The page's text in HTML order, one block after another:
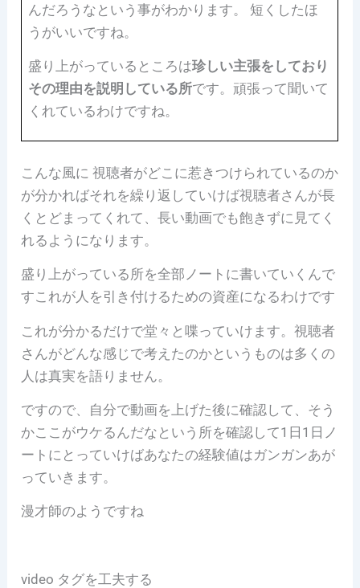
んだろうなという事がわかります。 短くしたほ
うがいいですね。
盛り上がっているところは珍しい主張をしており
その理由を説明している所です。頑張って聞いて
くれているわけですね。
こんな風に 視聴者がどこに惹きつけられているのか
が分かればそれを繰り返していけば視聴者さんが長
くとどまってくれて、長い動画でも飽きずに見てく
れるようになります。
盛り上がっている所を全部ノートに書いていくんで
すこれが人を引き付けるための資産になるわけです
これが分かるだけで堂々と喋っていけます。視聴者
さんがどんな感じで考えたのかというものは多くの
人は真実を語りません。
ですので、自分で動画を上げた後に確認して、そう
かここがウケるんだなという所を確認して1日1日ノ
ートにとっていけばあなたの経験値はガンガンあが
っていきます。
漫才師のようですね
video タグを工夫する